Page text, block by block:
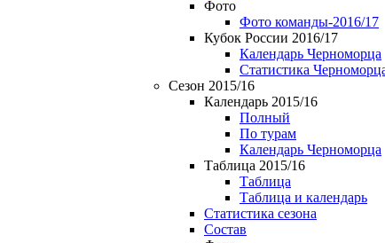
Фото
Фото команды-2016/17
Кубок России 2016/17
Календарь Черноморца
Статистика
Сезон 2015/16
Календарь 2015/16
Полный
По турам
Календарь Черноморца
Таблица 2015/16
Таблица
Таблица и календарь
Статистика сезона
Состав